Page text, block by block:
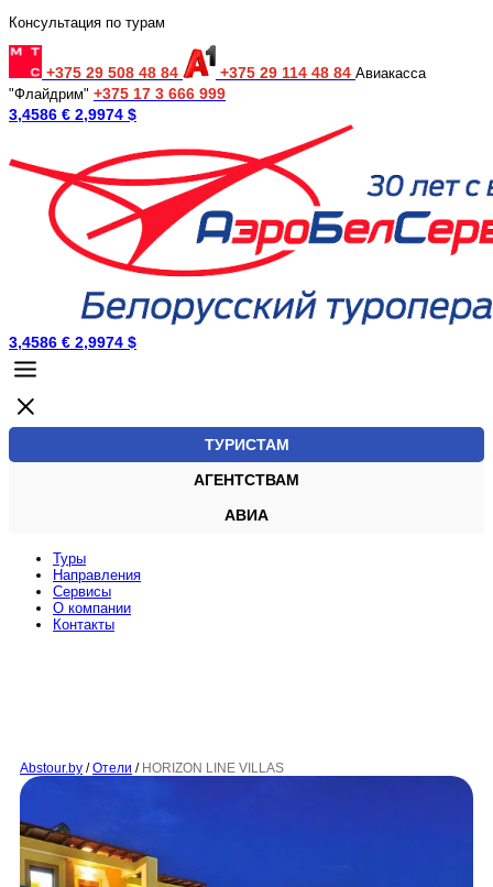
Консультация по турам
+375 29 508 48 84 +375 29 114 48 84 Авиакасса
"Флайдрим" +375 17 3 666 999
3,4586 € 2,9974 $
3,4586 € 2,9974 $
ТУРИСТАМ
АГЕНТСТВАМ
АВИА
Туры
Направления
Сервисы
O компании
Контакты
Abstour.by / Отели / HORIZON LINE VILLAS